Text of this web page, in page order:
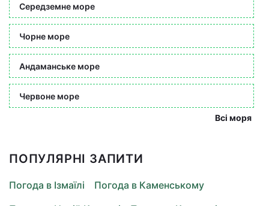
Середземне море
Чорне море
Андаманське море
Червоне море
Всі моря
ПОПУЛЯРНІ ЗАПИТИ
Погода в Ізмаїлі
Погода в Каменському